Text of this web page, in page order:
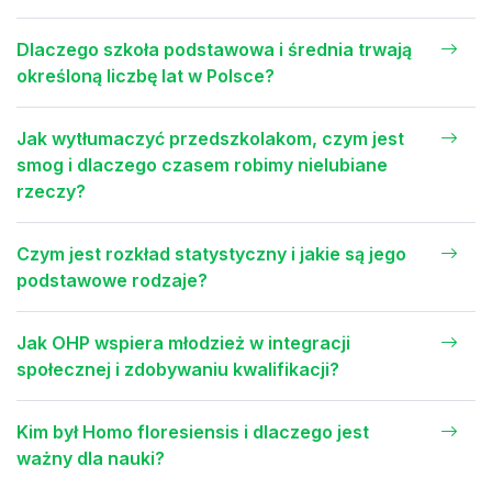
Dlaczego szkoła podstawowa i średnia trwają
określoną liczbę lat w Polsce?
Jak wytłumaczyć przedszkolakom, czym jest
smog i dlaczego czasem robimy nielubiane
rzeczy?
Czym jest rozkład statystyczny i jakie są jego
podstawowe rodzaje?
Jak OHP wspiera młodzież w integracji
społecznej i zdobywaniu kwalifikacji?
Kim był Homo floresiensis i dlaczego jest
ważny dla nauki?